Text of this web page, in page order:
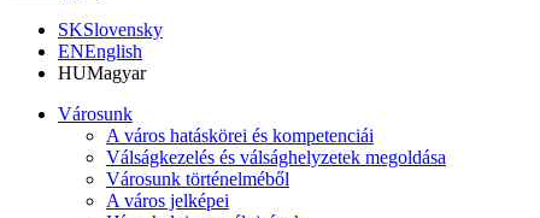
SKSlovensky
ENEnglish
HUMagyar
Városunk
A város hatáskörei és kompetenciái
Válságkezelés és válsághelyzetek megoldása
Városunk történelméből
A város jelképei